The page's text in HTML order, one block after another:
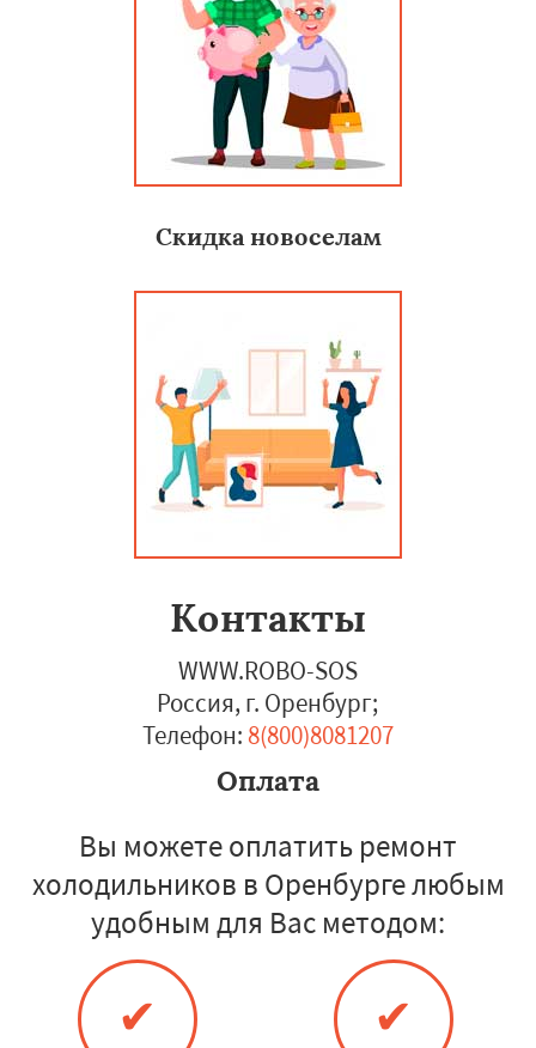
Скидка новоселам
Контакты
WWW.ROBO-SOS
Россия, г. Оренбург;
Телефон: 8(800)8081207
Оплата
Вы можете оплатить ремонт
холодильников в Оренбурге любым
удобным для Вас методом:
✔ ✔